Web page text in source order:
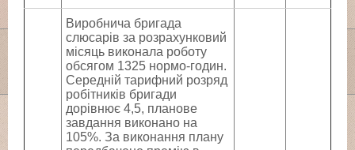
Виробнича бригада
слюсарів за розрахунковий
місяць виконала роботу
обсягом 1325 нормо-годин.
Середній тарифний розряд
робітників бригади
дорівнює 4,5, планове
завдання виконано на
105%. За виконання плану